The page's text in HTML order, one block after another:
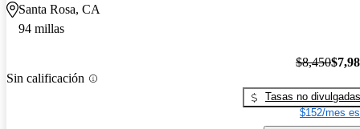
Santa Rosa, CA
94 millas
Sin calificación
$8,450
Tasas no divulgadas
$152/mes